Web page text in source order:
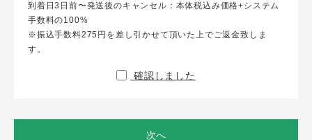
到着日3日前〜発送後のキャンセル：本体税込み価格+システム
手数料の100%
※振込手数料275円を差し引かせて頂いた上でご返金致しま
す。
確認しました
次へ